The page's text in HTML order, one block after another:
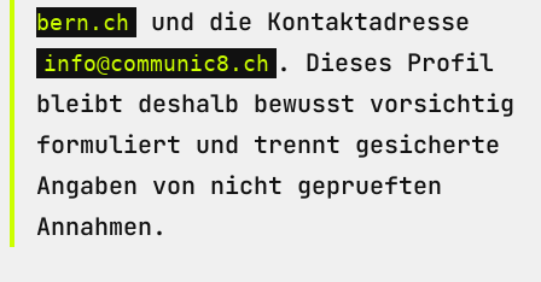
bern.ch
und die Kontaktadresse
info@communic8.ch . Dieses Profil
bleibt deshalb bewusst vorsichtig
formuliert und trennt gesicherte
Angaben von nicht geprueften
Annahmen.